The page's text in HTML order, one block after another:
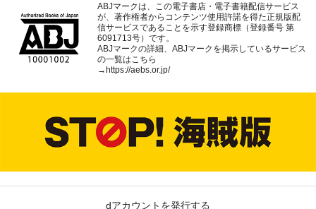
ABJマークは、この電子書店・電子書籍配信サービス
が、著作権者からコンテンツ使用許諾を得た正規版配
信サービスであることを示す登録商標（登録番号 第
6091713号）です。
ABJマークの詳細、ABJマークを掲示しているサービス
の一覧はこちら
→https://aebs.or.jp/
dアカウントを発行する